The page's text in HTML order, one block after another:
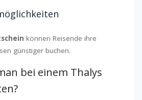
können Reisende ihre
günstiger buchen.
bei einem Thalys